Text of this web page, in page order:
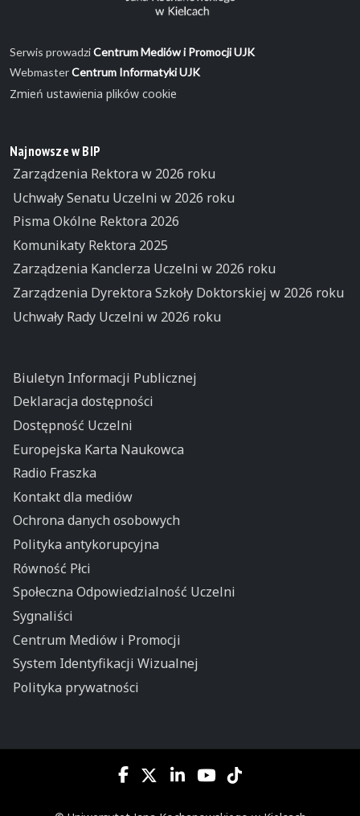
Serwis prowadziCentrum Mediów i Promocji UJK
WebmasterCentrum Informatyki UJK
Zmień ustawienia plików cookie
Najnowsze w BIP
Zarządzenia Rektora w 2026 roku
Uchwały Senatu Uczelni w 2026 roku
Pisma Okólne Rektora 2026
Komunikaty Rektora 2025
Zarządzenia Kanclerza Uczelni w 2026 roku
Zarządzenia Dyrektora Szkoły Doktorskiej w 2026 roku
Uchwały Rady Uczelni w 2026 roku
Biuletyn Informacji Publicznej
Deklaracja dostępności
Dostępność Uczelni
Europejska Karta Naukowca
Radio Fraszka
Kontakt dla mediów
Ochrona danych osobowych
Polityka antykorupcyjna
Równość Płci
Społeczna Odpowiedzialność Uczelni
Sygnaliści
Centrum Mediów i Promocji
System Identyfikacji Wizualnej
Polityka prywatności